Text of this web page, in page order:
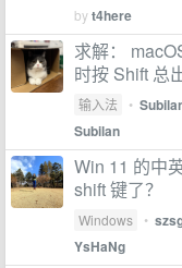
byt4here
求解：
时按 Shift 总
输入法 •
Subilan
Win 11 的中
shift 键了？
Windows •
YsHaNg